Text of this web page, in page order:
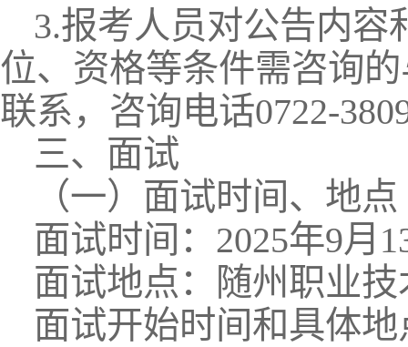
3.报考人员对公告内容
位、资格等条件需咨询
联系，咨询电话0722-
三、面试
（一）面试时间、地点
面试时间：2025年9月
面试地点：随州职业
面试开始时间和具体